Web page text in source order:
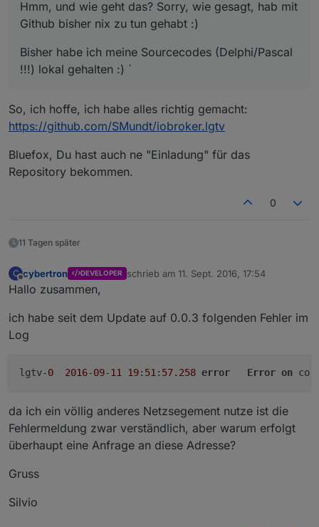
Hmm, und wie geht das? Sorry, wie gesagt, hab mit
Github bisher nix zu tun gehabt :)
Bisher habe ich meine Sourcecodes (Delphi/Pascal
!!!) lokal gehalten :) `
So, ich hoffe, ich habe alles richtig gemacht:
https://github.com/SMundt/iobroker.lgtv
Bluefox, Du hast auch ne "Einladung" für das
Repository bekommen.
0
11 Tagen später
C
Offline
cybertron DEVELOPER schrieb am 11. Sept. 2016, 17:54
zuletzt editiert von
Hallo zusammen,
ich habe seit dem Update auf 0.0.3 folgenden Fehler im
Log
lgtv-0 2016-09-11 19: 51: 57.258 error Error on
da ich ein völlig anderes Netzsegement nutze ist die
Fehlermeldung zwar verständlich, aber warum erfolgt
überhaupt eine Anfrage an diese Adresse?
Gruss
Silvio